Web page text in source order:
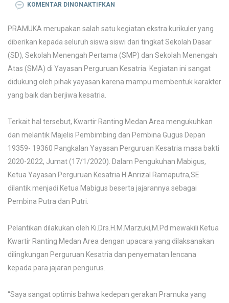
KOMENTAR DINONAKTIFKAN
MABIGUS
19359-
19360
PANGKALAN
YAYASAN
PRAMUKA merupakan salah satu kegiatan ekstra kurikuler yang
diberikan kepada seluruh siswa siswi dari tingkat Sekolah Dasar
(SD), Sekolah Menengah Pertama (SMP) dan Sekolah Menengah
Atas (SMA) di Yayasan Perguruan Kesatria. Kegiatan ini sangat
didukung oleh pihak yayasan karena mampu membentuk karakter
yang baik dan berjiwa kesatria.
Terkait hal tersebut, Kwartir Ranting Medan Area mengukuhkan
dan melantik Majelis Pembimbing dan Pembina Gugus Depan
19359- 19360 Pangkalan Yayasan Perguruan Kesatria masa bakti
2020-2022, Jumat (17/1/2020). Dalam Pengukuhan Mabigus,
Ketua Yayasan Perguruan Kesatria H.Anrizal Ramaputra,SE
dilantik menjadi Ketua Mabigus beserta jajarannya sebagai
Pembina Putra dan Putri.
Pelantikan dilakukan oleh Ki.Drs.H.M.Marzuki,M.Pd mewakili Ketua
Kwartir Ranting Medan Area dengan upacara yang dilaksanakan
dilingkungan Perguruan Kesatria dan penyematan lencana
kepada para jajaran pengurus.
“Saya sangat optimis bahwa kedepan gerakan Pramuka yang